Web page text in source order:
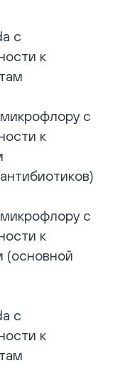
с
к
с
к
с
к
(основной
с
к